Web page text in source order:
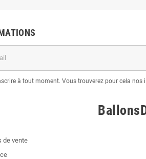
à tout moment. Vous trouverez pour cela
de vente